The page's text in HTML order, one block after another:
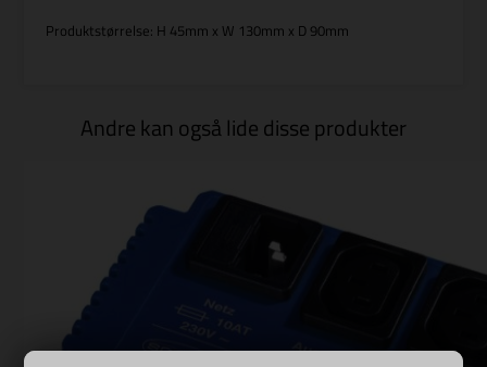
Produktstørrelse: H 45mm x W 130mm x D 90mm
Andre kan også lide disse produkter